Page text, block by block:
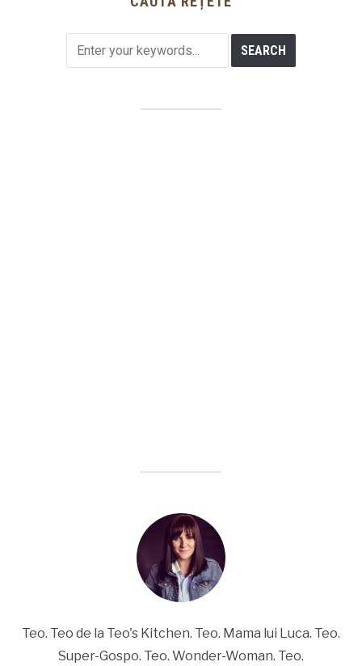
Teo. Teo de la Teo's Kitchen. Teo. Mama lui Luca. Teo.
Super-Gospo. Teo. Wonder-Woman. Teo.